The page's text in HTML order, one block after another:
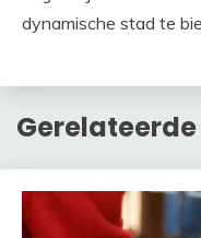
dynamische stad te